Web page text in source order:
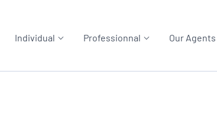
Individual Professionnal Our Agents